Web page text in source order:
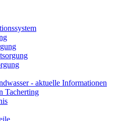
- aktuelle Informationen
Tacherting